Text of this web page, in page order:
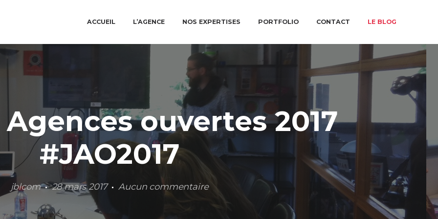
ACCUEIL L’AGENCE NOS EXPERTISES PORTFOLIO CONTACT LE BLOG
ouvertes 2017
#JAO2017
jblcom 28 mars 2017 Aucun commentaire